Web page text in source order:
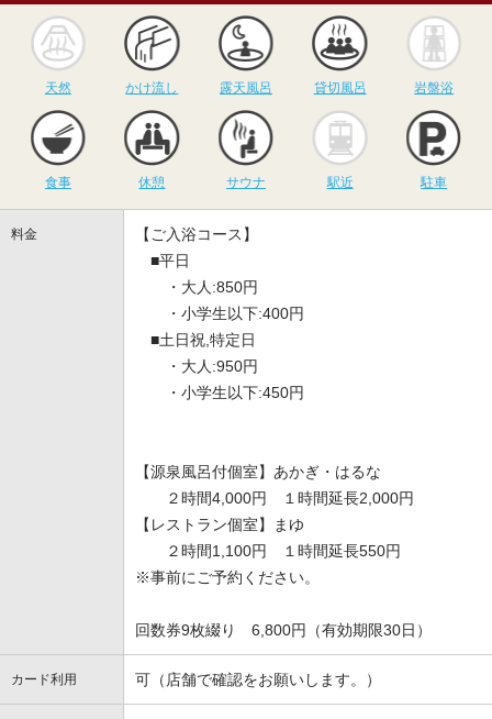
天然
かけ流し
かけ流し
露天風呂
露天風呂
貸切風呂
貸切風呂 岩盤浴
食事 休憩
サウナ
サウナ 駅近 駐車
料金
【ご入浴コース】
■平日
・大人:850円
・小学生以下:400円
■土日祝,特定日
・大人:950円
・小学生以下:450円
【源泉風呂付個室】あかぎ・はるな
２時間4,000円 １時間延長2,000円
【レストラン個室】まゆ
２時間1,100円 １時間延長550円
※事前にご予約ください。
回数券9枚綴り 6,800円（有効期限30日）
カード利用 可（店舗で確認をお願いします。）